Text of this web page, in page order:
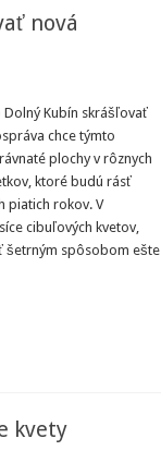
nová
Kubín skrášľovať
chce týmto
plochy v rôznych
ktoré budú rásť
piatich rokov. V
cibuľových kvetov,
šetrným spôsobom ešte
kvety